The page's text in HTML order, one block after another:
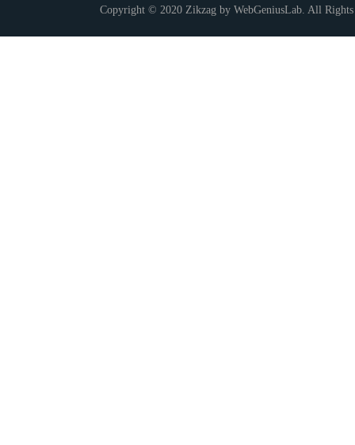
Copyright © 2020 Zikzag by WebGeniusLab. All Rights